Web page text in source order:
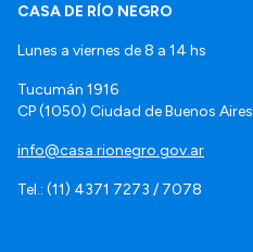
CASA DE RÍO NEGRO
Lunes a viernes de 8 a 14 hs
Tucumán 1916
CP (1050) Ciudad de Buenos Aires
info@casa.rionegro.gov.ar
Tel.: (11) 4371 7273 / 7078